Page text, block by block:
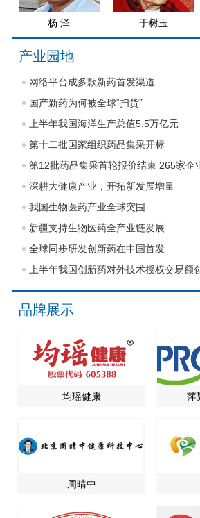
杨 泽 于树玉
产业园地
网络平台成多款新药首发渠道
国产新药为何被全球“扫货”
上半年我国海洋生产总值5.5万亿元
第十二批国家组织药品集采开标
第12批药品集采首轮报价结束 265家企
深耕大健康产业，开拓新发展增量
我国生物医药产业全球突围
新疆支持生物医药全产业链发展
全球同步研发创新药在中国首发
上半年我国创新药对外技术授权交易额
品牌展示
均瑶健康 萍
周晴中